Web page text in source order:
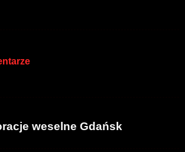
weselne Gdańsk